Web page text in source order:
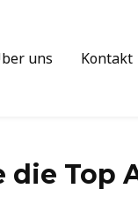
uns Kontakt
Top